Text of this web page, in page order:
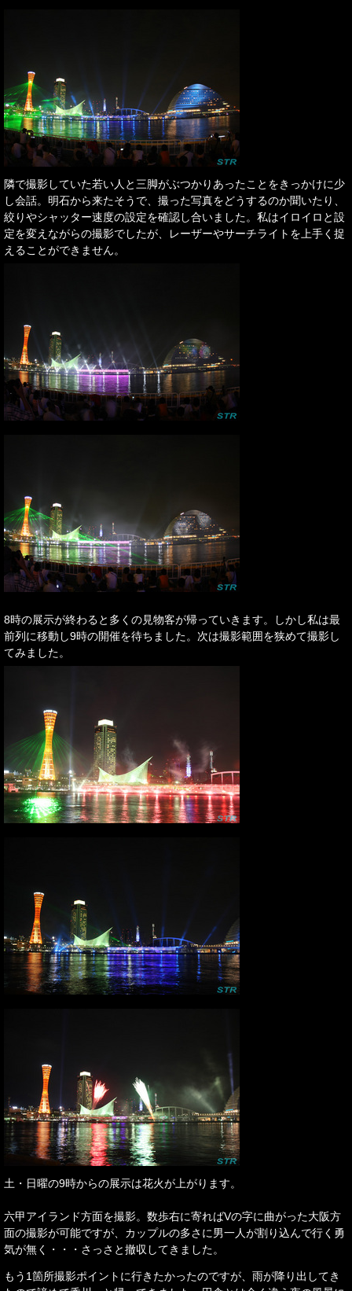
隣で撮影していた若い人と三脚がぶつかりあったことをきっかけに少
し会話。明石から来たそうで、撮った写真をどうするのか聞いたり、
絞りやシャッター速度の設定を確認し合いました。私はイロイロと設
定を変えながらの撮影でしたが、レーザーやサーチライトを上手く捉
えることができません。
8時の展示が終わると多くの見物客が帰っていきます。しかし私は最
前列に移動し9時の開催を待ちました。次は撮影範囲を狭めて撮影し
てみました。
土・日曜の9時からの展示は花火が上がります。
六甲アイランド方面を撮影。数歩右に寄ればVの字に曲がった大阪方
面の撮影が可能ですが、カップルの多さに男一人が割り込んで行く勇
気が無く・・・さっさと撤収してきました。
もう1箇所撮影ポイントに行きたかったのですが、雨が降り出してき